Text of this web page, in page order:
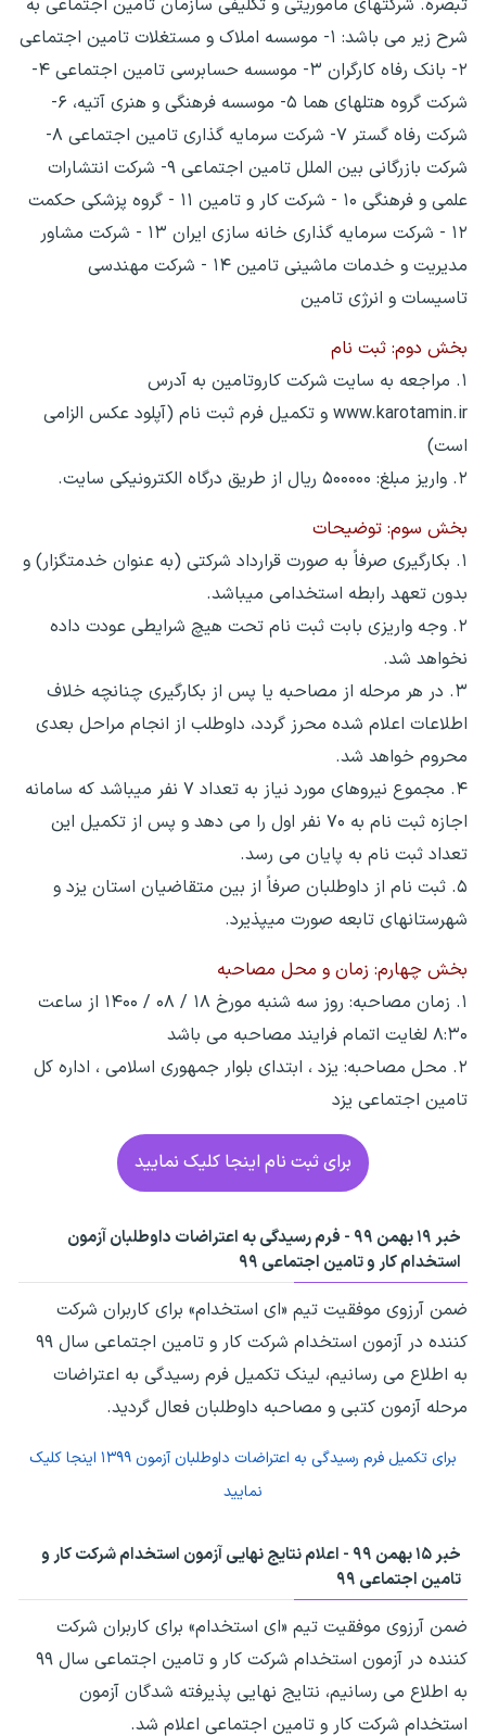
شرح زیر می باشد: ۱- موسسه املاک و مستغلات تامین اجتماعی
۲- بانک رفاه کارگران ۳- موسسه حسابرسی تامین اجتماعی ۴-
شرکت گروه هتلهای هما ۵- موسسه فرهنگی و هنری آتیه، ۶-
شرکت رفاه گستر ۷- شرکت سرمایه گذاری تامین اجتماعی ۸-
شرکت بازرگانی بین الملل تامین اجتماعی ۹- شرکت انتشارات
علمی و فرهنگی ۱۰ - شرکت کار و تامین ۱۱ - گروه پزشکی حکمت
۱۲ - شرکت سرمایه گذاری خانه سازی ایران ۱۳ - شرکت مشاور
مدیریت و خدمات ماشینی تامین ۱۴ - شرکت مهندسی
تاسیسات و انرژی تامین
بخش دوم: ثبت نام
۱. مراجعه به سایت شرکت کاروتامین به آدرس
www.karotamin.ir و تکمیل فرم ثبت نام (آپلود عکس الزامی
است)
۲. واریز مبلغ: ۵۰۰۰۰۰ ریال از طریق درگاه الکترونیکی سایت.
بخش سوم: توضیحات
۱. بکارگیری صرفاً به صورت قرارداد شرکتی (به عنوان خدمتگزار) و
بدون تعهد رابطه استخدامی می‎باشد.
۲. وجه واریزی بابت ثبت نام تحت هیچ شرایطی عودت داده
نخواهد شد.
۳. در هر مرحله از مصاحبه یا پس از بکارگیری چنانچه خلاف
اطلاعات اعلام شده محرز گردد، داوطلب از انجام مراحل بعدی
محروم خواهد شد.
۴. مجموع نیروهای مورد نیاز به تعداد ۷ نفر می‏باشد که سامانه
اجازه ثبت نام به ۷۰ نفر اول را می دهد و پس از تکمیل این
تعداد ثبت نام به پایان می رسد.
۵. ثبت نام از داوطلبان صرفاً از بین متقاضیان استان یزد و
شهرستان‎های تابعه صورت می‎پذیرد.
بخش چهارم: زمان و محل مصاحبه
۱. زمان مصاحبه: روز سه شنبه مورخ ۱۸ / ۰۸ / ۱۴۰۰ از ساعت
۸:۳۰ لغایت اتمام فرایند مصاحبه می باشد
۲. محل مصاحبه: یزد ، ابتدای بلوار جمهوری اسلامی ، اداره کل
تامین اجتماعی یزد
برای ثبت نام اینجا کلیک نمایید
خبر ۱۹ بهمن ۹۹ - فرم رسیدگی به اعتراضات داوطلبان آزمون
استخدام کار و تامین اجتماعی ۹۹
ضمن آرزوی موفقیت تیم «ای استخدام» برای کاربران شرکت
کننده در آزمون استخدام شرکت کار و تامین اجتماعی سال ۹۹
به اطلاع می رسانیم، لینک تکمیل فرم رسیدگی به اعتراضات
مرحله آزمون کتبی و مصاحبه داوطلبان فعال گردید.
برای تکمیل فرم رسیدگی به اعتراضات داوطلبان آزمون ۱۳۹۹ اینجا کلیک
نمایید
خبر ۱۵ بهمن ۹۹ - اعلام نتایج نهایی آزمون استخدام شرکت کار و
تامین اجتماعی ۹۹
ضمن آرزوی موفقیت تیم «ای استخدام» برای کاربران شرکت
کننده در آزمون استخدام شرکت کار و تامین اجتماعی سال ۹۹
به اطلاع می رسانیم، نتایج نهایی پذیرفته شدگان آزمون
استخدام شرکت کار و تامین اجتماعی اعلام شد.